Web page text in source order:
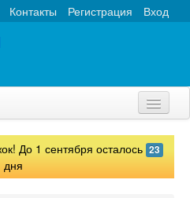
Вход
Регистрация
Контакты
До 1 сентября осталось 23
дня